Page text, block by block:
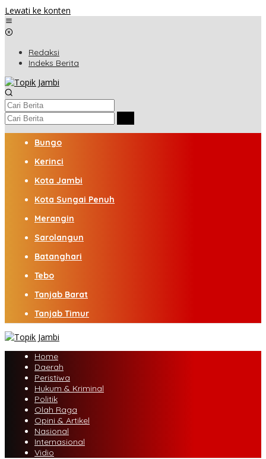
Lewati ke konten
Redaksi
Indeks Berita
Bungo
Kerinci
Kota Jambi
Kota Sungai Penuh
Merangin
Sarolangun
Batanghari
Tebo
Tanjab Barat
Tanjab Timur
Home
Daerah
Peristiwa
Hukum & Kriminal
Politik
Olah Raga
Opini & Artikel
Nasional
Internasional
Vidio